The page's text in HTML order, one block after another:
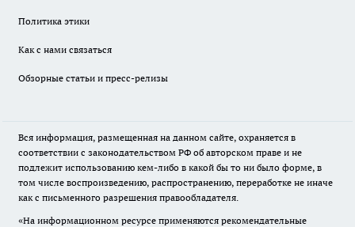
Политика этики
Как с нами связаться
Обзорные статьи и пресс-релизы
Вся информация, размещенная на данном сайте, охраняется в
соответствии с законодательством РФ об авторском праве и не
подлежит использованию кем-либо в какой бы то ни было форме, в
том числе воспроизведению, распространению, переработке не иначе
как с письменного разрешения правообладателя.
«На информационном ресурсе применяются рекомендательные